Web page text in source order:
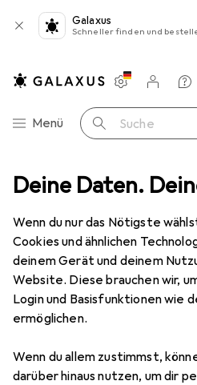
Deine Daten.
Wenn du nur das Nötigste
Cookies und ähnlichen
deinem Gerät und deinem
Website. Diese brauchen wir,
Login und Basisfunktionen wie
ermöglichen.
Wenn du allem zustimmst,
darüber hinaus nutzen, um dir
Galaxus
Schneller finden und
Navigation nach Kategorien
Menü Suche
Einstellungen
Kundenkonto
Vergleichslisten
Merklisten
Warenkorb
Mäuse + Tastaturen Tastatur
10
LogitechK375s
DE, Kabellos
20
Bewertungen